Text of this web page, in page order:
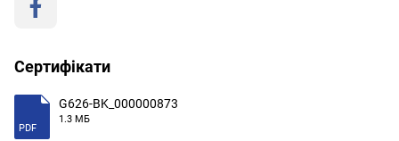
Сертифікати
PDF
G626-BK_000000873
1.3 МБ